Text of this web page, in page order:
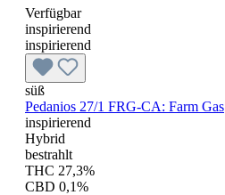
Verfügbar
inspirierend
inspirierend
süß
Pedanios 27/1 FRG-CA: Farm Gas
inspirierend
Hybrid
bestrahlt
THC 27,3%
CBD 0,1%